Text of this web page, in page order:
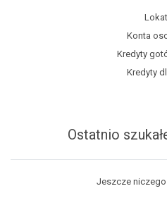
Konta
Kredyty
Kredyty
Ostatnio
Jeszcze niczego